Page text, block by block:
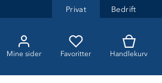
Privat Bedrift
Mine sider Favoritter Handlekurv